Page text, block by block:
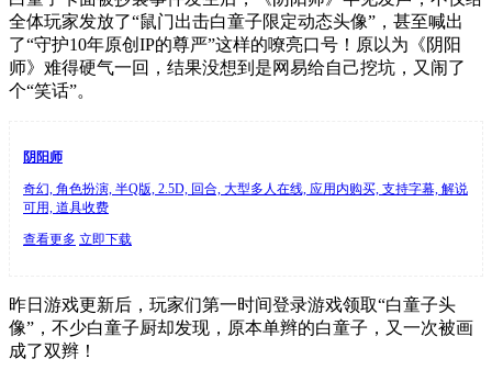
全体玩家发放了“鼠门出击白童子限定动态头像”，甚至喊出
了“守护10年原创IP的尊严”这样的嘹亮口号！原以为《阴阳
师》难得硬气一回，结果没想到是网易给自己挖坑，又闹了
个“笑话”。
阴阳师
奇幻, 角色扮演, 半Q版, 2.5D, 回合, 大型多人在线, 应用内购买, 支持字幕, 解说
可用, 道具收费
查看更多 立即下载
昨日游戏更新后，玩家们第一时间登录游戏领取“白童子头
像”，不少白童子厨却发现，原本单辫的白童子，又一次被画
成了双辫！